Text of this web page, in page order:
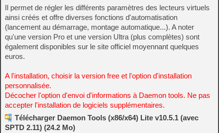
Il permet de régler les différents paramètres des lecteurs virtuels
ainsi créés et offre diverses fonctions d'automatisation
(lancement au démarrage, montage automatique...). A noter
qu'une version Pro et une version Ultra (plus complètes) sont
également disponibles sur le site officiel moyennant quelques
euros.
A l'installation, choisir la version free et l'option d'installation
personnalisée.
Décocher l'option d'envoi d'informations à Daemon tools. Ne pas
accepter l'installation de logiciels supplémentaires.
Télécharger Daemon Tools (x86/x64) Lite v10.5.1 (avec
SPTD 2.11) (24.2 Mo)